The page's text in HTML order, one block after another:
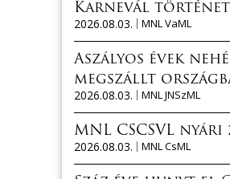
Karnevál
2026.08.03.
MNL VaML
Aszályos évek
megszállt
2026.08.03.
MNL JNSzML
MNL CSCSVL
2026.08.03.
MNL CsML